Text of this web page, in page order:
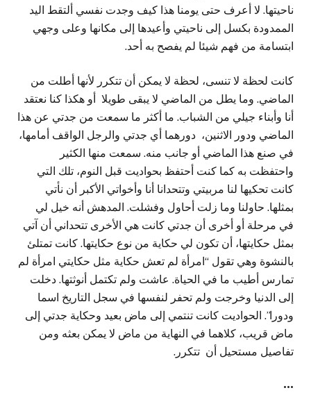
ناحيتها. لا أعرف حتى يومنا هذا كيف وجدت نفسي ألتقط اليد
الممدودة بكسل إلى ناحيتي وأعيدها إلى مكانها وعلى وجهي
ابتسامة من فهم شيئا لم يفصح به أحد.
كانت لحظة لا تنسى، لحظة لا يمكن أن تتكرر لأنها أطلت من
الماضي. وما يطل من الماضي لا يبقى طويلا أو هكذا كنا نعتقد
أنا وأبناء جيلي من الشباب. ما أكثر ما سمعت من جدتي عن هذا
الماضي ودور الاثنين، دورهما أي جدتي والرجل الواقف أمامها،
في صنع هذا الماضي أو جانب منه. سمعت منها الكثير
واحتفظت به كما كنت أحتفظ بحواديت قبل النوم، تلك التي
كانت تحكيها لنا مربيتي وتتحدانا أنا وأخواتي الأكبر أن نأتي
بمثلها. حاولنا وما زلت أحاول وفشلت. المدهش أنه خيل لي
في مرحلة أو أخرى أن جدتي كانت هي الأخرى تتحداني أن آتي
بمثل حكايتها، أن تكون لي حكاية من نوع حكايتها. كانت تمتلئ
بالنشوة وهي تقول “امرأة لم تعش حكاية مثل حكايتي امرأة لم
تمارس أطيب ما في الحياة. عاشت ولم تكتمل أنوثتها. دخلت
إلى الدنيا وخرجت ولم تحفر لنفسها في سجل التاريخ اسما
ودورا”. الحواديت كانت تنتمي إلى ماض بعيد وحكاية جدتي إلى
ماض قريب، كلاهما في النهاية من ماض لا يمكن بعثه ومن
تفاصيل مستحيل أن تتكرر.
•••